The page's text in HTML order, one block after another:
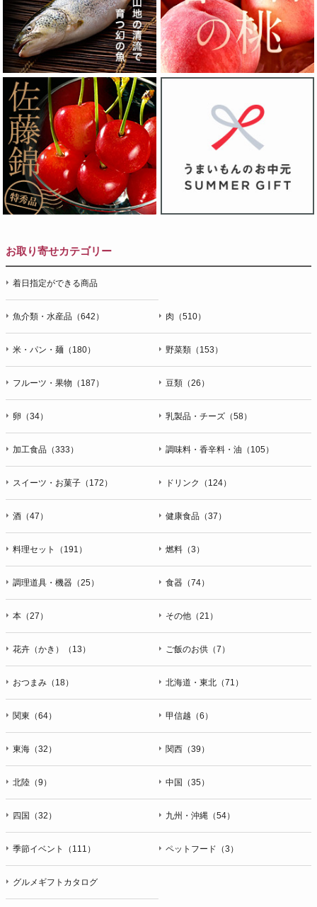
お取り寄せカテゴリー
着日指定ができる商品
魚介類・水産品（642） 肉（510）
米・パン・麺（180） 野菜類（153）
フルーツ・果物（187） 豆類（26）
卵（34） 乳製品・チーズ（58）
加工食品（333） 調味料・香辛料・油（105）
スイーツ・お菓子（172） ドリンク（124）
酒（47） 健康食品（37）
料理セット（191） 燃料（3）
調理道具・機器（25） 食器（74）
本（27） その他（21）
花卉（かき）（13） ご飯のお供（7）
おつまみ（18） 北海道・東北（71）
関東（64） 甲信越（6）
東海（32） 関西（39）
北陸（9） 中国（35）
四国（32） 九州・沖縄（54）
季節イベント（111） ペットフード（3）
グルメギフトカタログ